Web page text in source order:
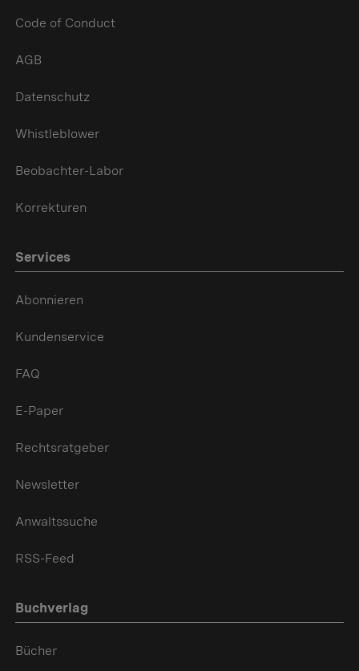
Code of Conduct
AGB
Datenschutz
Whistleblower
Beobachter-Labor
Korrekturen
Services
Abonnieren
Kundenservice
FAQ
E-Paper
Rechtsratgeber
Newsletter
Anwaltssuche
RSS-Feed
Buchverlag
Bücher